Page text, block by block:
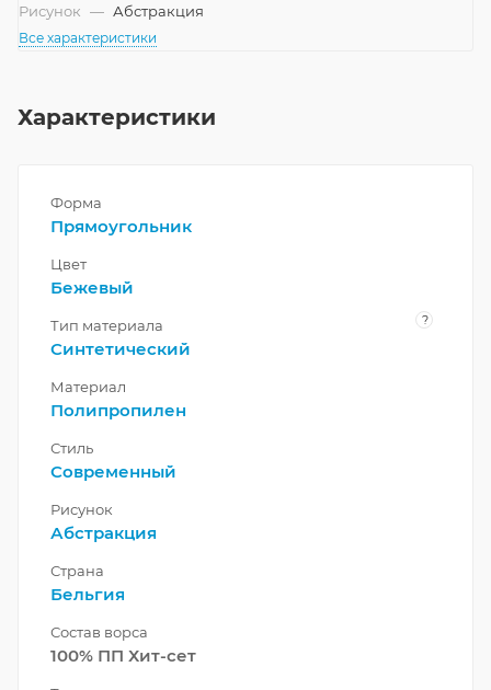
Рисунок — Абстракция
Все характеристики
Характеристики
Форма
Прямоугольник
Цвет
Бежевый
Тип материала ?
Синтетический
Материал
Полипропилен
Стиль
Современный
Рисунок
Абстракция
Страна
Бельгия
Состав ворса
100% ПП Хит-сет